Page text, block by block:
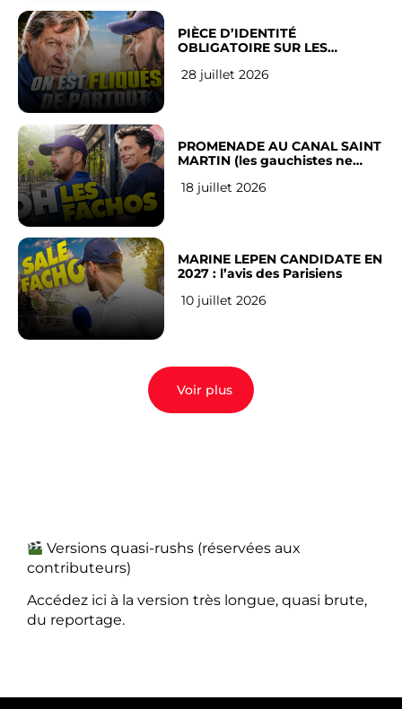
PIÈCE D’IDENTITÉ
OBLIGATOIRE SUR LES
Français
28 juillet 2026
PROMENADE AU CANAL SAINT
MARTIN (les gauchistes ne
18 juillet 2026
MARINE LEPEN CANDIDATE EN
2027 : l’avis des Parisiens
10 juillet 2026
Voir plus
Versions quasi-rushs (réservées aux
contributeurs)
Accédez ici à la version très longue, quasi brute,
du reportage.